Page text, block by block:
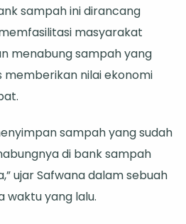
sampah ini dirancang
masyarakat
menabung sampah yang
memberikan nilai ekonomi
sampah yang sudah
di bank sampah
ujar Safwana dalam sebuah
yang lalu.